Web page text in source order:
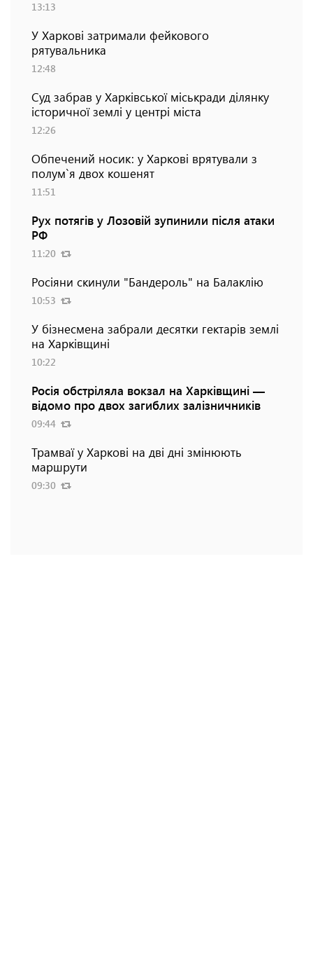
13:13
У Харкові затримали фейкового
рятувальника
12:48
Суд забрав у Харківської міськради ділянку
історичної землі у центрі міста
12:26
Обпечений носик: у Харкові врятували з
полум`я двох кошенят
11:51
Рух потягів у Лозовій зупинили після атаки
РФ
11:20
Росіяни скинули "Бандероль" на Балаклію
10:53
У бізнесмена забрали десятки гектарів землі
на Харківщині
10:22
Росія обстріляла вокзал на Харківщині —
відомо про двох загиблих залізничників
09:44
Трамваї у Харкові на дві дні змінюють
маршрути
09:30